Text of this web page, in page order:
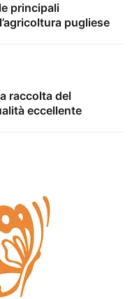
principali
pugliese
raccolta del
eccellente